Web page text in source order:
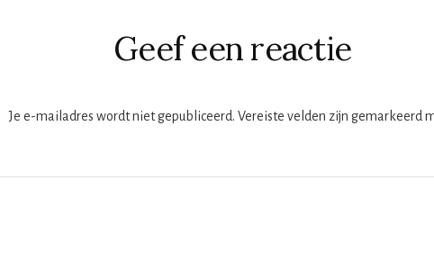
Geef een reactie
Je e-mailadres wordt niet gepubliceerd. Vereiste velden zijn gemarkeerd